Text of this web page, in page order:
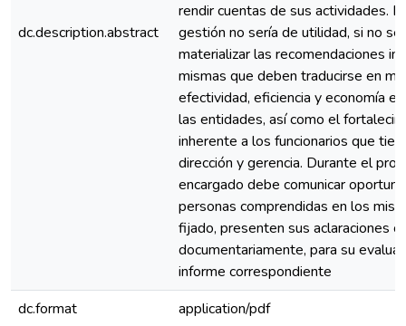
dc.description.abstract
rendir cuentas de sus actividades.
gestión no sería de utilidad, si no
materializar las recomendaciones
mismas que deben traducirse en
efectividad, eficiencia y economía
las entidades, así como el
inherente a los funcionarios que
dirección y gerencia. Durante el
encargado debe comunicar
personas comprendidas en los
fijado, presenten sus aclaraciones
documentariamente, para su
informe correspondiente
dc.format
application/pdf